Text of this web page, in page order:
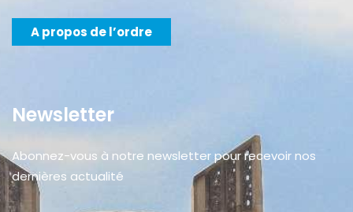
A propos de l’ordre
Newsletter
Abonnez-vous à notre newsletter pour recevoir nos
dernières actualité